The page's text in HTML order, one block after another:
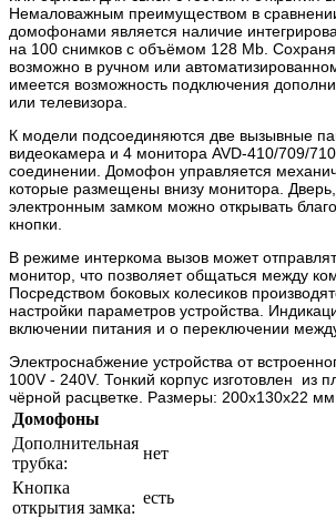
Немаловажным преимуществом в
домофонами является наличие
на 100 снимков с объёмом 128 Mb.
возможно в ручном или
имеется возможность подключения
или телевизора.
К модели подсоединяются две вызывные
видеокамера и 4 монитора AVD-410/709/
соединении. Домофон управляется
которые размещены внизу монитора.
электронным замком можно открывать
кнопки.
В режиме интеркома вызов может
монитор, что позволяет общаться между
Посредством боковых колесиков
настройки параметров устройства.
включении питания и о переключении
Электроснабжение устройства от
100V - 240V. Тонкий корпус изготовлен из
чёрной расцветке. Размеры: 200x130x22 мм.
Домофоны
Дополнительная
трубка:
нет
Кнопка
открытия замка:
есть